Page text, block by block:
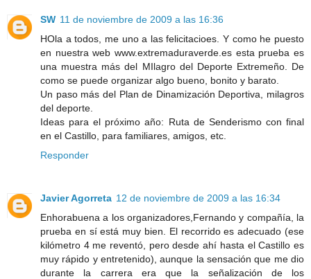
SW 11 de noviembre de 2009 a las 16:36
HOla a todos, me uno a las felicitacioes. Y como he puesto
en nuestra web www.extremaduraverde.es esta prueba es
una muestra más del MIlagro del Deporte Extremeño. De
como se puede organizar algo bueno, bonito y barato.
Un paso más del Plan de Dinamización Deportiva, milagros
del deporte.
Ideas para el próximo año: Ruta de Senderismo con final
en el Castillo, para familiares, amigos, etc.
Responder
Javier Agorreta 12 de noviembre de 2009 a las 16:34
Enhorabuena a los organizadores,Fernando y compañía, la
prueba en sí está muy bien. El recorrido es adecuado (ese
kilómetro 4 me reventó, pero desde ahí hasta el Castillo es
muy rápido y entretenido), aunque la sensación que me dio
durante la carrera era que la señalización de los